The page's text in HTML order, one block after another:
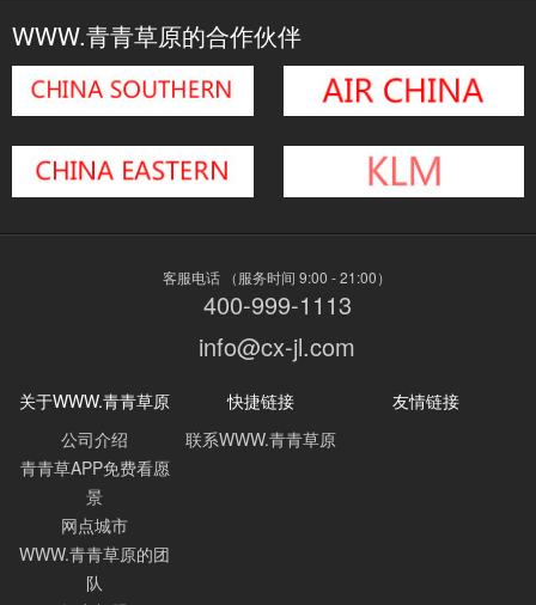
WWW.青青草原的合作伙伴
客服电话 （服务时间 9:00 - 21:00）
400-999-1113
info@cx-jl.com
关于WWW.青青草原
公司介绍
青青草APP免费看愿
景
网点城市
WWW.青青草原的团
队
快捷链接
联系WWW.青青草原
友情链接